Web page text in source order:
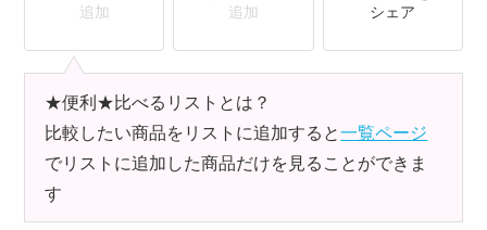
追加
追加
シェア
★便利★比べるリストとは？
比較したい商品をリストに追加すると一覧ページ
でリストに追加した商品だけを見ることができま
す